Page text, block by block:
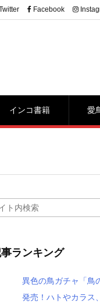
インコ書籍 愛
Facebook
ランキング
異色の鳥ガチャ「鳥
発売！ハトやカラス